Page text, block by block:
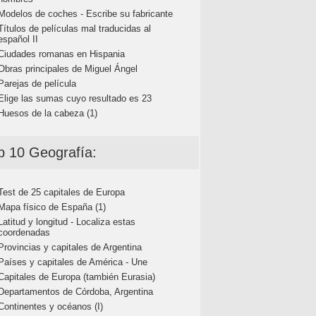
de coches - Escribe su fabricante
de películas mal traducidas al
II
romanas en Hispania
principales de Miguel Ángel
de película
las sumas cuyo resultado es 23
de la cabeza (1)
10 Geografía:
de 25 capitales de Europa
físico de España (1)
y longitud - Localiza estas
y capitales de Argentina
y capitales de América - Une
de Europa (también Eurasia)
de Córdoba, Argentina
y océanos (I)